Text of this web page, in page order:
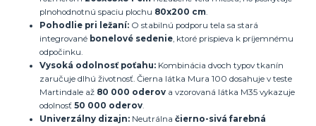
plnohodnotnú spaciu plochu 80x200 cm.
Pohodlie pri ležaní: O stabilnú podporu tela sa stará
integrované bonelové sedenie, ktoré prispieva k príjemnému
odpočinku.
Vysoká odolnosť poťahu: Kombinácia dvoch typov tkanín
zaručuje dlhú životnosť. Čierna látka Mura 100 dosahuje v teste
Martindale až 80 000 oderov a vzorovaná látka M35 vykazuje
odolnosť 50 000 oderov.
Univerzálny dizajn: Neutrálna čierno-sivá farebná